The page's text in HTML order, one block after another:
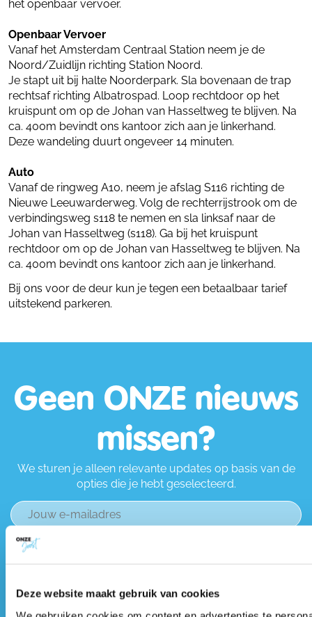
Deze website maakt gebruik van cookies
het openbaar vervoer.
Openbaar Vervoer
Vanaf het Amsterdam Centraal Station neem je de
Noord/Zuidlijn richting Station Noord.
Je stapt uit bij halte Noorderpark. Sla bovenaan de trap
rechtsaf richting Albatrospad. Loop rechtdoor op het
kruispunt om op de Johan van Hasseltweg te blijven. Na
ca. 400m bevindt ons kantoor zich aan je linkerhand.
Deze wandeling duurt ongeveer 14 minuten.
Auto
Vanaf de ringweg A10, neem je afslag S116 richting de
Nieuwe Leeuwarderweg. Volg de rechterrijstrook om de
verbindingsweg s118 te nemen en sla linksaf naar de
Johan van Hasseltweg (s118). Ga bij het kruispunt
rechtdoor om op de Johan van Hasseltweg te blijven. Na
ca. 400m bevindt ons kantoor zich aan je linkerhand.
Bij ons voor de deur kun je tegen een betaalbaar tarief
uitstekend parkeren.
Geen ONZE nieuws
missen?
We sturen je alleen relevante updates op basis van de
opties die je hebt geselecteerd.